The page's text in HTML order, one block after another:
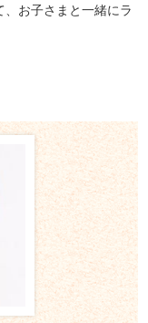
お子さまと一緒にラ